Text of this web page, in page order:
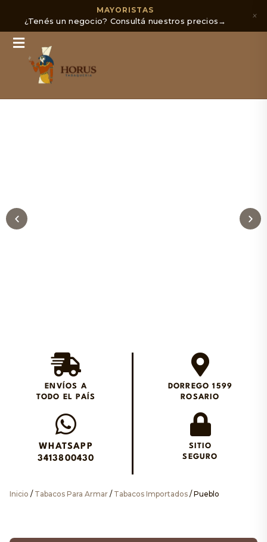
MAYORISTAS
¿Tenés un negocio? Consultá nuestros precios→ ×
Envios en el día en
Rosario
Envianos un WhatsApp
ENVÍOS A
TODO EL PAÍS
DORREGO 1599
ROSARIO
WHATSAPP
3413800430
SITIO
SEGURO
Inicio / Tabacos Para Armar / Tabacos Importados / Pueblo